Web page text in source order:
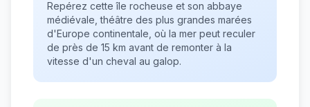
Repérez cette île rocheuse et son abbaye
médiévale, théâtre des plus grandes marées
d'Europe continentale, où la mer peut reculer
de près de 15 km avant de remonter à la
vitesse d'un cheval au galop.